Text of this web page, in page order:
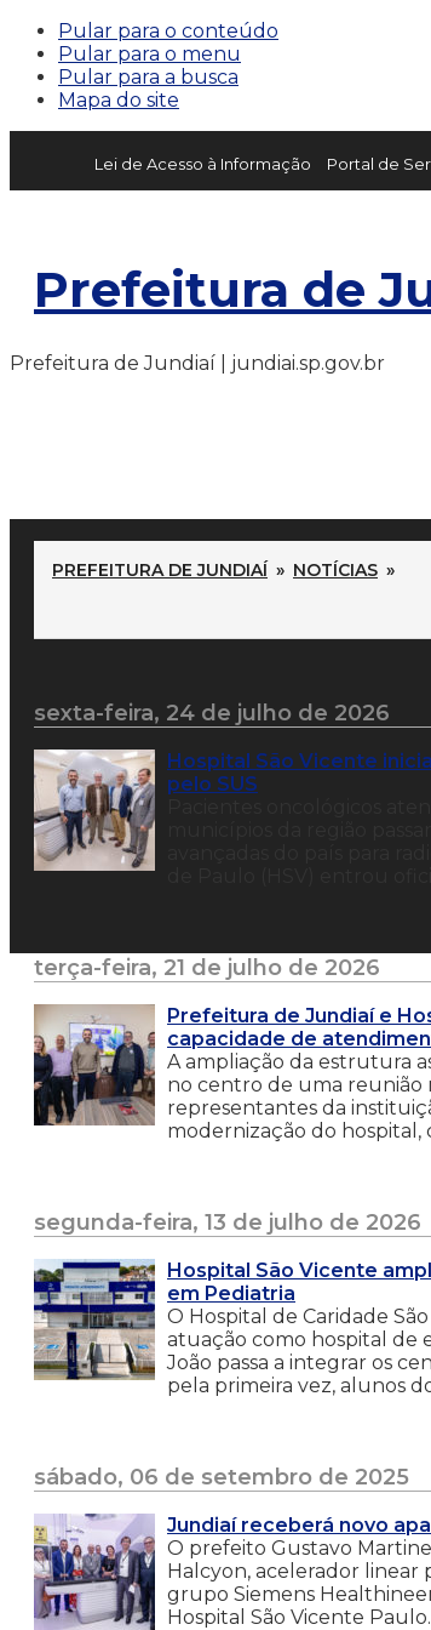
Pular para o conteúdo
Pular para o menu
Pular para a busca
Mapa do site
Lei de Acesso à Informação Portal de
Prefeitura de
Prefeitura de Jundiaí | jundiai.sp.gov.br
PREFEITURA DE JUNDIAÍ » NOTÍCIAS »
sexta-feira, 24 de julho de 2026
Hospital São Vicente
pelo SUS
terça-feira, 21 de julho de 2026
Prefeitura de Jundiaí e
capacidade de
A ampliação da estrutura
no centro de uma reunião
representantes da
modernização do hospital,
segunda-feira, 13 de julho de 2026
Hospital São Vicente
em Pediatria
O Hospital de Caridade
atuação como hospital de
João passa a integrar os
pela primeira vez, alunos
sábado, 06 de setembro de 2025
Jundiaí receberá novo
O prefeito Gustavo
Halcyon, acelerador linear
grupo Siemens
Hospital São Vicente